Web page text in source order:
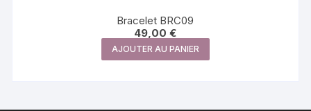
Bracelet BRC09
49,00€
AJOUTER AU PANIER